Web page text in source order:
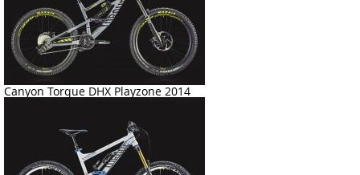
Canyon Torque DHX Playzone 2014